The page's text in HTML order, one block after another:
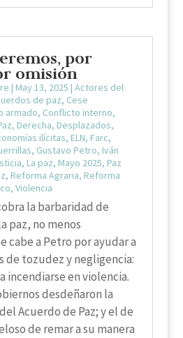
por
omisión
| May 13, 2025 | Actores del
de paz, Cese
armado, Conflicto interno,
, Derecha, Desplazados,
ilícitas, ELN, Farc,
, Gustavo Petro, Iván
, La paz, Mayo 2025, Paz
, Reforma Agraria, Reforma
, Violencia
la barbaridad de
paz, no menos
cabe a Petro por ayudar a
de tozudez y negligencia:
incendiarse en violencia.
desdeñaron la
Acuerdo de Paz; y el de
de remar a su manera